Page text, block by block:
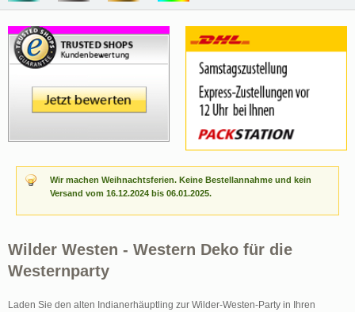
Wir machen Weihnachtsferien. Keine Bestellannahme und kein
Versand vom 16.12.2024 bis 06.01.2025.
Wilder Westen - Western Deko für die
Westernparty
Laden Sie den alten Indianerhäuptling zur Wilder-Westen-Party in Ihren